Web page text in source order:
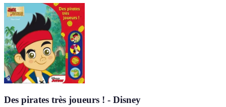
Des pirates très joueurs ! - Disney